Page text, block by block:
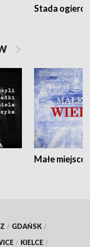
Stada
Małe
/ GDAŃSK /
/ KIELCE /